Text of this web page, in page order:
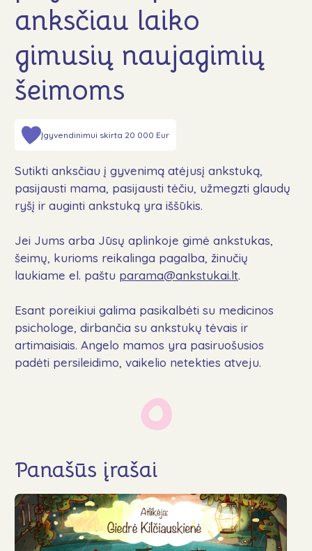
Naujienos
DUK
Kontaktai
Sekite mus
anksčiau laiko
gimusių naujagimių
šeimoms
Įgyvendinimui skirta 20 000 Eur
Sutikti anksčiau į gyvenimą atėjusį ankstuką,
pasijausti mama, pasijausti tėčiu, užmegzti glaudų
ryšį ir auginti ankstuką yra iššūkis.
Jei Jums arba Jūsų aplinkoje gimė ankstukas,
šeimų, kurioms reikalinga pagalba, žinučių
laukiame el. paštu parama@ankstukai.lt.
Esant poreikiui galima pasikalbėti su medicinos
psichologe, dirbančia su ankstukų tėvais ir
artimaisiais. Angelo mamos yra pasiruošusios
padėti persileidimo, vaikelio netekties atveju.
Panašūs įrašai